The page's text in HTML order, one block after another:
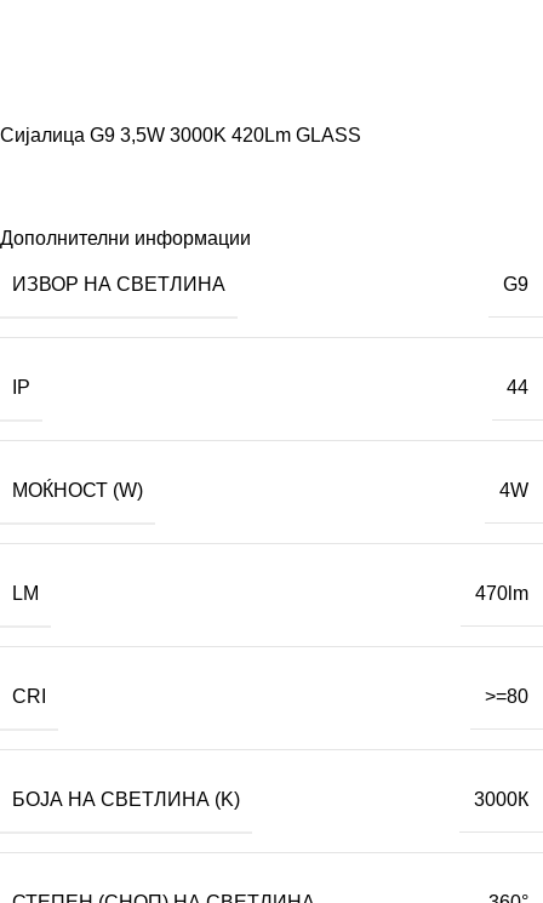
Сијалица G9 3,5W 3000K 420Lm GLASS
Дополнителни информации
ИЗВОР НА СВЕТЛИНА G9
IP 44
МОЌНОСТ (W) 4W
LM 470lm
CRI >=80
БОЈА НА СВЕТЛИНА (K) 3000К